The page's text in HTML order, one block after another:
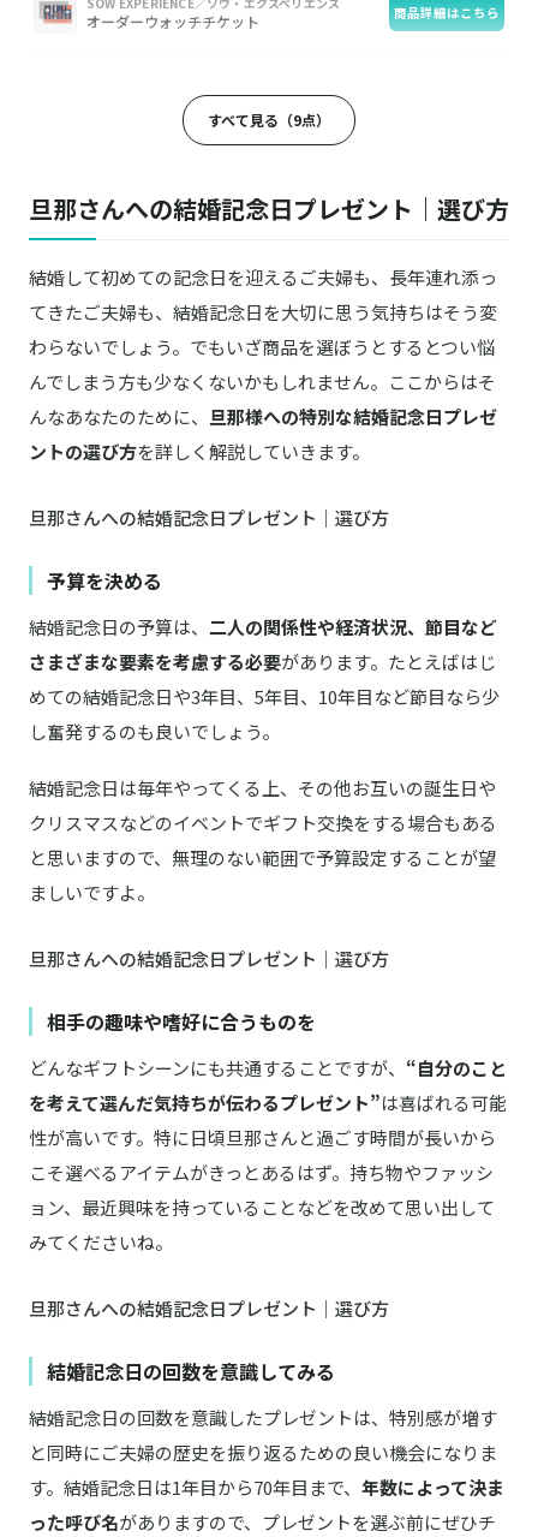
オーダーウォッチチケット 商品詳細はこちら
頭皮＆フェイスケア
LeTAO／ルタオ
PARKER／パーカー TANP／タンプ FAB.IT／ファブイット
ボールペン＆ソックス セット
すべて見る（9点）
旦那さんへの結婚記念日プレゼント｜選び方
結婚して初めての記念日を迎えるご夫婦も、長年連れ添っ
てきたご夫婦も、結婚記念日を大切に思う気持ちはそう変
わらないでしょう。でもいざ商品を選ぼうとするとつい悩
んでしまう方も少なくないかもしれません。ここからはそ
んなあなたのために、 旦那様への特別な結婚記念日プレゼ
ントの選び方を詳しく解説していきます。
旦那さんへの結婚記念日プレゼント｜選び方
予算を決める
結婚記念日の予算は、 二人の関係性や経済状況、節目など
さまざまな要素を考慮する必要があります。たとえばはじ
めての結婚記念日や3年目、5年目、10年目など節目なら少
し奮発するのも良いでしょう。
結婚記念日は毎年やってくる上、その他お互いの誕生日や
クリスマスなどのイベントでギフト交換をする場合もある
と思いますので、無理のない範囲で予算設定することが望
ましいですよ。
旦那さんへの結婚記念日プレゼント｜選び方
相手の趣味や嗜好に合うものを
どんなギフトシーンにも共通することですが、 “自分のこと
を考えて選んだ気持ちが伝わるプレゼント”は喜ばれる可能
性が高いです。特に日頃旦那さんと過ごす時間が長いから
こそ選べるアイテムがきっとあるはず。持ち物やファッシ
ョン、最近興味を持っていることなどを改めて思い出して
みてくださいね。
旦那さんへの結婚記念日プレゼント｜選び方
結婚記念日の回数を意識してみる
結婚記念日の回数を意識したプレゼントは、特別感が増す
と同時にご夫婦の歴史を振り返るための良い機会になりま
す。結婚記念日は1年目から70年目まで、 年数によって決ま
った呼び名がありますので、プレゼントを選ぶ前にぜひチ